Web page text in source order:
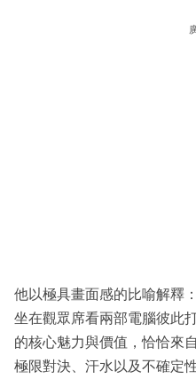
他以極具畫面感的比喻解釋
坐在觀眾席看兩部電腦彼此
的核心魅力與價值，恰恰來
極限對決、汗水以及不確定